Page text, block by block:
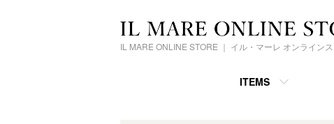
IL MARE ONLINE STORE ｜ イル・マーレ オンライン
ITEMS